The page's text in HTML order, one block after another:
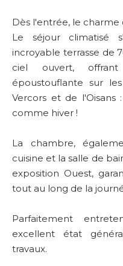
Dès l'entrée, le charme
Le séjour climatisé
incroyable terrasse de
ciel ouvert,
époustouflante sur
Vercors et de l'Oisans
comme hiver !
La chambre,
cuisine et la salle de
exposition Ouest,
tout au long de la
Parfaitement
excellent état
travaux.